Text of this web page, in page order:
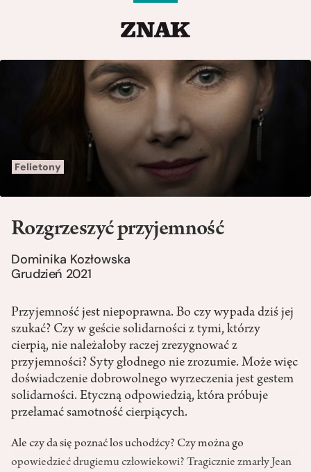
Felietony
Rozgrzeszyć przyjemność
Dominika Kozłowska
Grudzień 2021
Przyjemność jest niepoprawna. Bo czy wypada dziś jej
szukać? Czy w geście solidarności z tymi, którzy
cierpią, nie należałoby raczej zrezygnować z
przyjemności? Syty głodnego nie zrozumie. Może więc
doświadczenie dobrowolnego wyrzeczenia jest gestem
solidarności. Etyczną odpowiedzią, która próbuje
przełamać samotność cierpiących.
Ale czy da się poznać los uchodźcy? Czy można go
opowiedzieć drugiemu człowiekowi? Tragicznie zmarły Jean